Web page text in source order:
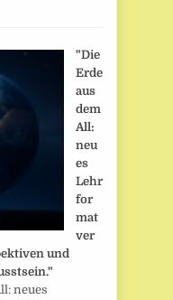
"Die
Erde
aus
dem
All:
neu
es
Lehr
for
mat
ver
und
neues